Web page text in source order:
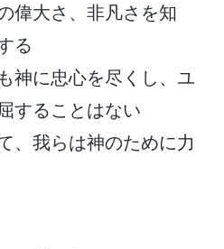
偉大さ、非凡さを知
る
神に忠心を尽くし、ユ
することはない
、我らは神のために力